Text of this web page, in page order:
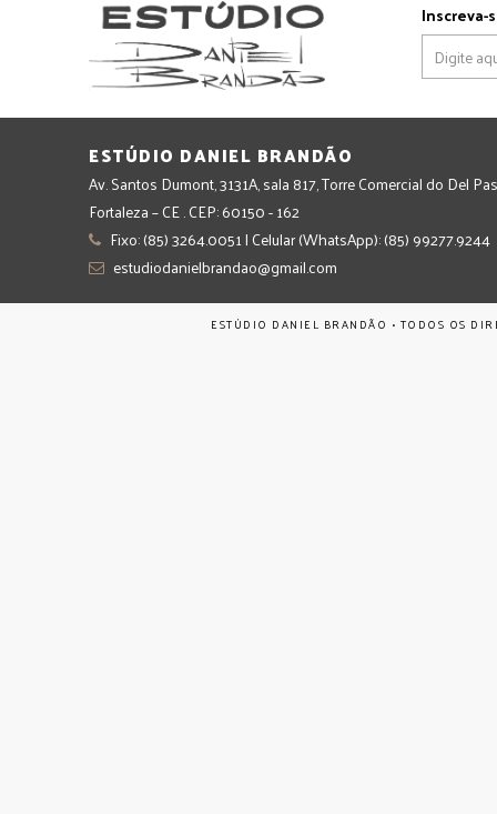
Inscreva-
ESTÚDIO DANIEL BRANDÃO
Av. Santos Dumont, 3131A, sala 817, Torre Comercial do Del
Fortaleza – CE . CEP: 60150 - 162
Fixo: (85) 3264.0051 | Celular (WhatsApp): (85) 99277.9244
estudiodanielbrandao@gmail.com
ESTÚDIO DANIEL BRANDÃO • TODOS OS